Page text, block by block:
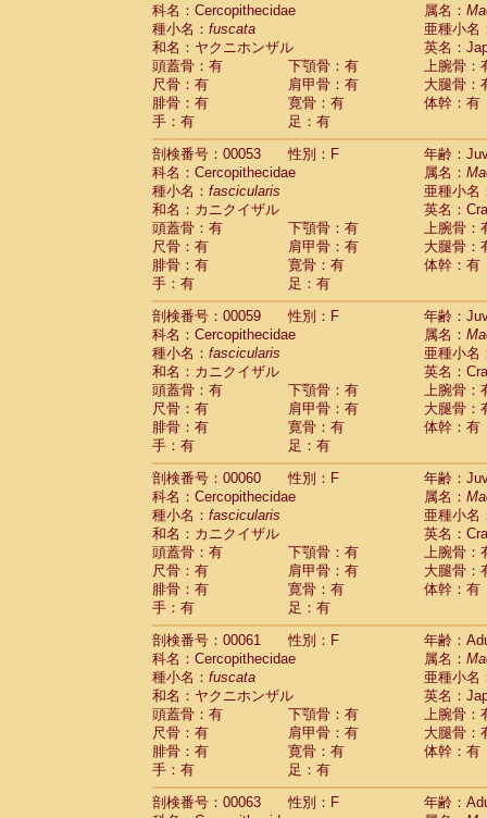
HylobatidaeHylobates klossii (0)
Hylobatidae
HylobatidaeHylobates moloch(2)
Hylobatidae Hylobates muelleri(0)
HylobatidaeHylobates pileatus(3)
Hylobatidae Hylobates
HylobatidaeHylobateshybrid(0)
HylobatidaeNomascus concolor(0)
HylobatidaeSymphalangus
Hominidae
(0)
Hominidae
Hominidae Gorilla gorilla beringei(0)
Hominidae Gorilla gorilla gorilla(0)
Primates misc.(0)
Scandentia Dendrogale melanura
Scandentia Ptilocercus lowii
ScandentiaTupaia glis
Scandentia
Scandentia
科名：Cercopithecidae
属名：
種小名： fuscata
亜種小名
和名：ヤクニホンザル
英名：
頭蓋骨：有
下顎骨：有
上腕骨：
尺骨：有
肩甲骨：有
大腿骨：
腓骨：有
寛骨：有
体幹：有
手：有
足：有
剖検番号：00053
性別：F
年齢：
科名：Cercopithecidae
属名：
種小名： fascicularis
亜種小名
和名：カニクイザル
英名：
頭蓋骨：有
下顎骨：有
上腕骨：
尺骨：有
肩甲骨：有
大腿骨：
腓骨：有
寛骨：有
体幹：有
手：有
足：有
剖検番号：00059
性別：F
年齢：
科名：Cercopithecidae
属名：
種小名： fascicularis
亜種小名
和名：カニクイザル
英名：
頭蓋骨：有
下顎骨：有
上腕骨：
尺骨：有
肩甲骨：有
大腿骨：
腓骨：有
寛骨：有
体幹：有
手：有
足：有
剖検番号：00060
性別：F
年齢：
科名：Cercopithecidae
属名：
種小名： fascicularis
亜種小名
和名：カニクイザル
英名：
頭蓋骨：有
下顎骨：有
上腕骨：
尺骨：有
肩甲骨：有
大腿骨：
腓骨：有
寛骨：有
体幹：有
手：有
足：有
剖検番号：00061
性別：F
年齢：
科名：Cercopithecidae
属名：
種小名： fuscata
亜種小名
和名：ヤクニホンザル
英名：
頭蓋骨：有
下顎骨：有
上腕骨：
尺骨：有
肩甲骨：有
大腿骨：
腓骨：有
寛骨：有
体幹：有
手：有
足：有
剖検番号：00063
性別：F
年齢：